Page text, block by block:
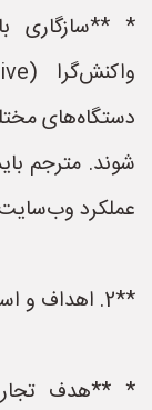
* **سازگاری
دستگاه‌های
شوند. مترجم
عملکرد
**2. اهداف و استراتژی:**
* **هدف